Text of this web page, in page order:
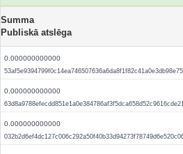
Summa
Publiskā atslēga
0.000000000000
0.000000000000
0.000000000000